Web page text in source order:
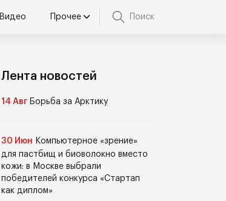
Видео Прочее Поиск
Лента новостей
14 Авг Борьба за Арктику
30 Июн Компьютерное «зрение»
для пастбищ и биоволокно вместо
кожи: в Москве выбрали
победителей конкурса «Стартап
как диплом»